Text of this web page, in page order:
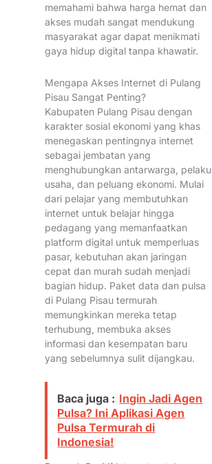
memahami bahwa harga hemat dan
akses mudah sangat mendukung
masyarakat agar dapat menikmati
gaya hidup digital tanpa khawatir.
Mengapa Akses Internet di Pulang
Pisau Sangat Penting?
Kabupaten Pulang Pisau dengan
karakter sosial ekonomi yang khas
menegaskan pentingnya internet
sebagai jembatan yang
menghubungkan antarwarga, pelaku
usaha, dan peluang ekonomi. Mulai
dari pelajar yang membutuhkan
internet untuk belajar hingga
pedagang yang memanfaatkan
platform digital untuk memperluas
pasar, kebutuhan akan jaringan
cepat dan murah sudah menjadi
bagian hidup. Paket data dan pulsa
di Pulang Pisau termurah
memungkinkan mereka tetap
terhubung, membuka akses
informasi dan kesempatan baru
yang sebelumnya sulit dijangkau.
Baca juga : Ingin Jadi Agen
Pulsa? Ini Aplikasi Agen
Pulsa Termurah di
Indonesia!